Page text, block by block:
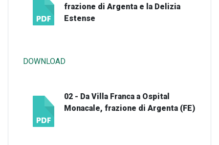
frazione di Argenta e la Delizia
Estense
DOWNLOAD
02 - Da Villa Franca a Ospital
Monacale, frazione di Argenta (FE)